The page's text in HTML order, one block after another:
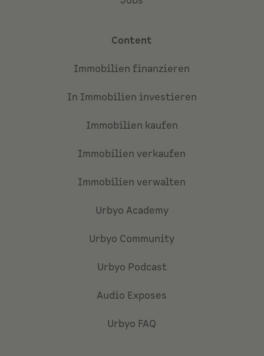
Content
Immobilien finanzieren
In Immobilien investieren
Immobilien kaufen
Immobilien verkaufen
Immobilien verwalten
Urbyo Academy
Urbyo Community
Urbyo Podcast
Audio Exposes
Urbyo FAQ